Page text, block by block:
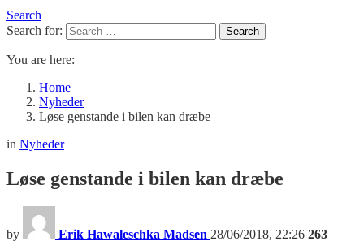
Search
Search for:
Search
You are here:
Home
Nyheder
Løse genstande i bilen kan dræbe
in Nyheder
Løse genstande i bilen kan dræbe
by Erik Hawaleschka Madsen 28/06/2018, 22:26 263